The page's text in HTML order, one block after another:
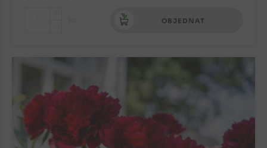
OBJEDNAT